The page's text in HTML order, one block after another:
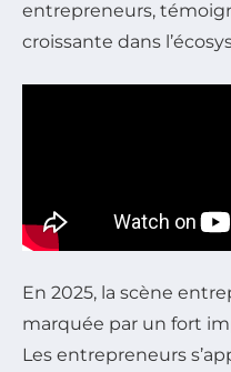
entrepreneurs,
croissante dans
En 2025, la scène
marquée par un fort
Les entrepreneurs